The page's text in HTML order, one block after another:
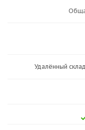
Удалённый